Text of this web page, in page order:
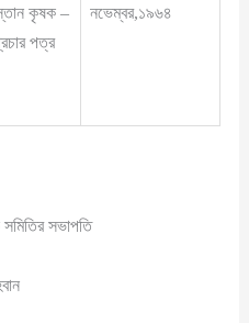
কৃষক –
পত্র
নভেম্বর,১৯৬৪
সভাপতি